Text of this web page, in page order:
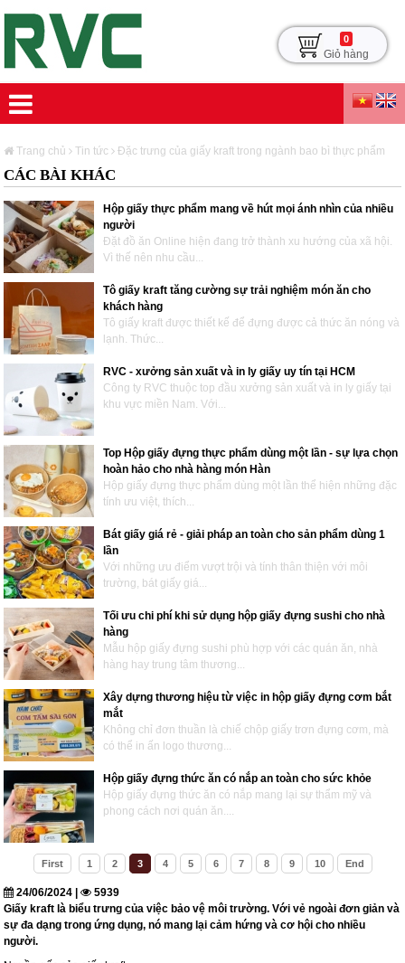
0
Giỏ hàng
Trang chủ Tin tức Đặc trưng của giấy kraft trong ngành bao bì thực phẩm
CÁC BÀI KHÁC
Hộp giấy thực phẩm mang về hút mọi ánh nhìn của nhiều
người
Đặt đồ ăn Online hiện đang trở thành xu hướng của xã hội.
Vì thế nên nhu cầu...
Tô giấy kraft tăng cường sự trải nghiệm món ăn cho
khách hàng
Tô giấy kraft được thiết kế để đựng được cả thức ăn nóng và
lạnh. Thức...
RVC - xưởng sản xuất và in ly giấy uy tín tại HCM
Công ty RVC thuộc top đầu xưởng sản xuất và in ly giấy tại
khu vực miền Nam. Với...
Top Hộp giấy đựng thực phẩm dùng một lần - sự lựa chọn
hoàn hảo cho nhà hàng món Hàn
Hộp giấy đựng thực phẩm dùng một lần thể hiện những đặc
tính ưu việt, thích...
Bát giấy giá rẻ - giải pháp an toàn cho sản phẩm dùng 1
lần
Với những ưu điểm vượt trội và tính thân thiện với môi
trường, bát giấy giá...
Tối ưu chi phí khi sử dụng hộp giấy đựng sushi cho nhà
hàng
Mẫu hộp giấy đựng sushi phù hợp với các quán ăn, nhà
hàng hay trung tâm thương...
Xây dựng thương hiệu từ việc in hộp giấy đựng cơm bắt
mắt
Không chỉ đơn thuần là chiế chộp giấy trơn đựng cơm, mà
có thể in ấn logo thương...
Hộp giấy đựng thức ăn có nắp an toàn cho sức khỏe
Hộp giấy đựng thức ăn có nắp mang lại sự thẩm mỹ và
phong cách nơi quán ăn....
First 1 2 3 4 5 6 7 8 9 10 End
24/06/2024 |
5939
Giấy kraft là biểu trưng của việc bảo vệ môi trường. Với vẻ ngoài đơn giản và
sự đa dạng trong ứng dụng, nó mang lại cảm hứng và cơ hội cho nhiều
người.